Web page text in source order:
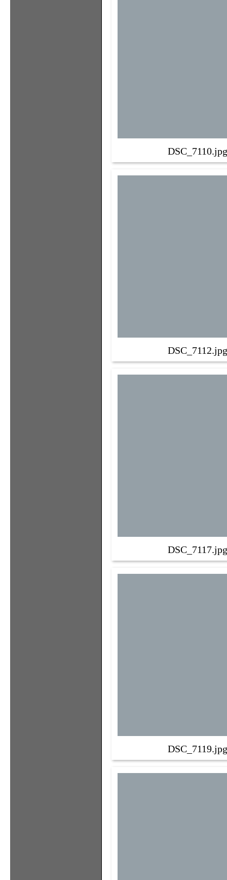
DSC_7110.jpg
DSC_7112.jpg
DSC_7117.jpg
DSC_7119.jpg